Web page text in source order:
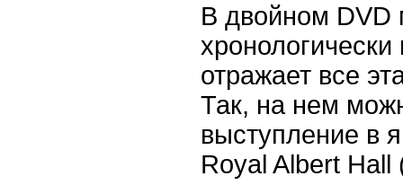
В двойном DVD
отражает все
Так, на нем
выступление в
Royal Albert